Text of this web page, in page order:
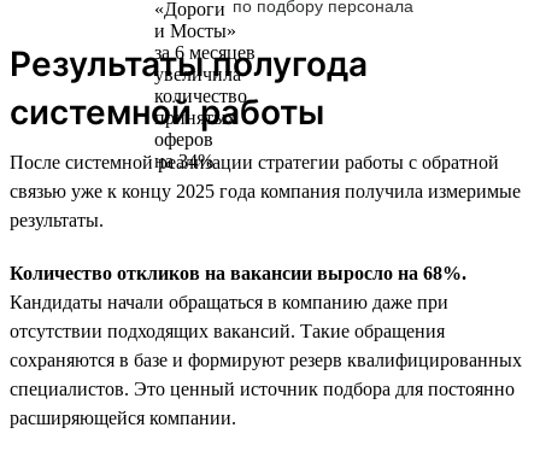
по подбору персонала
Результаты полугода
системной работы
После системной реализации стратегии работы с обратной
связью уже к концу 2025 года компания получила измеримые
результаты.
Количество откликов на вакансии выросло на 68%.
Кандидаты начали обращаться в компанию даже при
отсутствии подходящих вакансий. Такие обращения
сохраняются в базе и формируют резерв квалифицированных
специалистов. Это ценный источник подбора для постоянно
расширяющейся компании.